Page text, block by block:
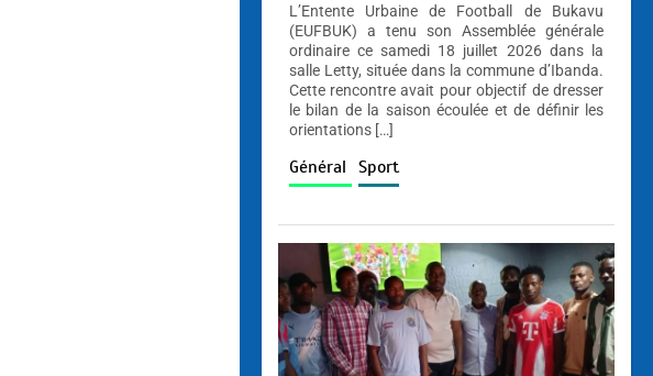
L’Entente Urbaine de Football de Bukavu
(EUFBUK) a tenu son Assemblée générale
ordinaire ce samedi 18 juillet 2026 dans la
salle Letty, située dans la commune d’Ibanda.
Cette rencontre avait pour objectif de dresser
le bilan de la saison écoulée et de définir les
orientations […]
Général Sport